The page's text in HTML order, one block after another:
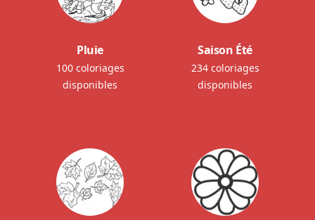
Pluie
100 coloriages
disponibles
Saison Été
234 coloriages
disponibles